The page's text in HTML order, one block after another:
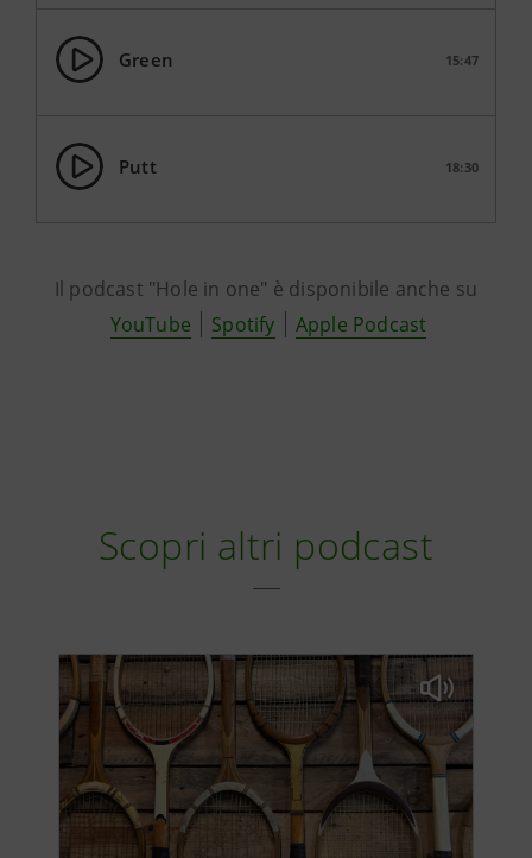
Green 15:47
Putt 18:30
Il podcast "Hole in one" è disponibile anche su
YouTube
Spotify Apple Podcast
Scopri altri podcast